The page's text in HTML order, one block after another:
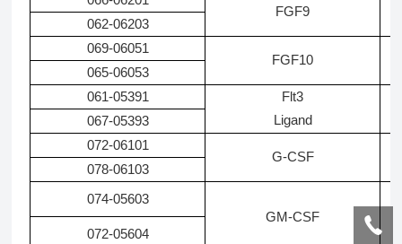
FGF9
062-06203
069-06051
FGF10
065-06053
061-05391
Flt3
Ligand
067-05393
072-06101
G-CSF
078-06103
074-05603
GM-CSF
072-05604